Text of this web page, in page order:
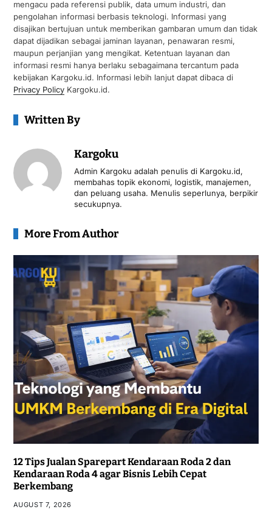
mengacu pada referensi publik, data umum industri, dan
pengolahan informasi berbasis teknologi. Informasi yang
disajikan bertujuan untuk memberikan gambaran umum dan tidak
dapat dijadikan sebagai jaminan layanan, penawaran resmi,
maupun perjanjian yang mengikat. Ketentuan layanan dan
informasi resmi hanya berlaku sebagaimana tercantum pada
kebijakan Kargoku.id. Informasi lebih lanjut dapat dibaca di
Privacy PolicyKargoku.id.
Written By
Kargoku
Admin Kargoku adalah penulis di Kargoku.id,
membahas topik ekonomi, logistik, manajemen,
dan peluang usaha. Menulis seperlunya, berpikir
secukupnya.
More From Author
12 Tips Jualan Sparepart Kendaraan Roda 2 dan
Kendaraan Roda 4 agar Bisnis Lebih Cepat
Berkembang
AUGUST 7, 2026